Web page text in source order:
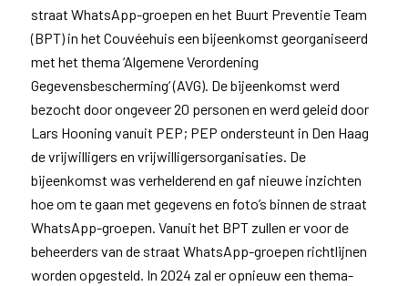
straat WhatsApp-groepen en het Buurt Preventie Team
(BPT) in het Couvéehuis een bijeenkomst georganiseerd
met het thema ‘Algemene Verordening
Gegevensbescherming’ (AVG). De bijeenkomst werd
bezocht door ongeveer 20 personen en werd geleid door
Lars Hooning vanuit PEP; PEP ondersteunt in Den Haag
de vrijwilligers en vrijwilligersorganisaties. De
bijeenkomst was verhelderend en gaf nieuwe inzichten
hoe om te gaan met gegevens en foto’s binnen de straat
WhatsApp-groepen. Vanuit het BPT zullen er voor de
beheerders van de straat WhatsApp-groepen richtlijnen
worden opgesteld. In 2024 zal er opnieuw een thema-